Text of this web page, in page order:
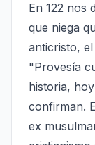
En 122 nos
que niega
anticristo,
"Provesía
historia,
confirman.
ex